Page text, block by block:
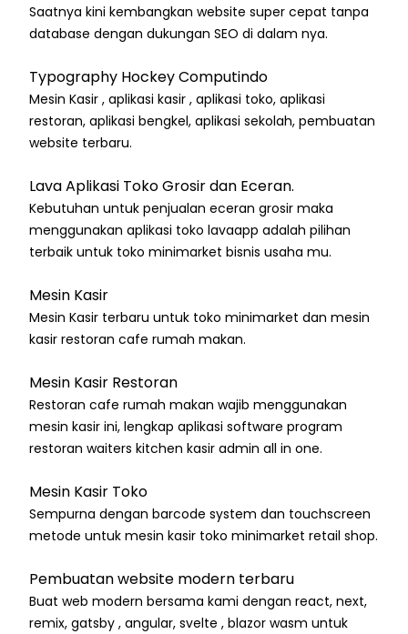
Saatnya kini kembangkan website super cepat tanpa
database dengan dukungan SEO di dalam nya.
Typography Hockey Computindo
Mesin Kasir , aplikasi kasir , aplikasi toko, aplikasi
restoran, aplikasi bengkel, aplikasi sekolah, pembuatan
website terbaru.
Lava Aplikasi Toko Grosir dan Eceran.
Kebutuhan untuk penjualan eceran grosir maka
menggunakan aplikasi toko lavaapp adalah pilihan
terbaik untuk toko minimarket bisnis usaha mu.
Mesin Kasir
Mesin Kasir terbaru untuk toko minimarket dan mesin
kasir restoran cafe rumah makan.
Mesin Kasir Restoran
Restoran cafe rumah makan wajib menggunakan
mesin kasir ini, lengkap aplikasi software program
restoran waiters kitchen kasir admin all in one.
Mesin Kasir Toko
Sempurna dengan barcode system dan touchscreen
metode untuk mesin kasir toko minimarket retail shop.
Pembuatan website modern terbaru
Buat web modern bersama kami dengan react, next,
remix, gatsby , angular, svelte , blazor wasm untuk